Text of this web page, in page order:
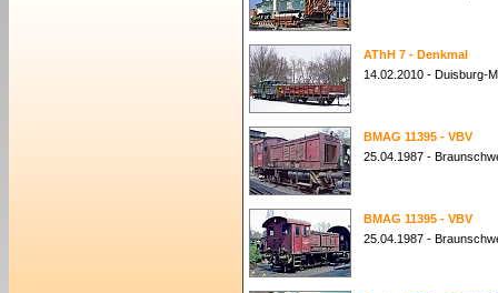
AThH 7 - Denkmal
14.02.2010 - Duisburg-
BMAG 11395 - VBV
25.04.1987 -
BMAG 11395 - VBV
25.04.1987 -